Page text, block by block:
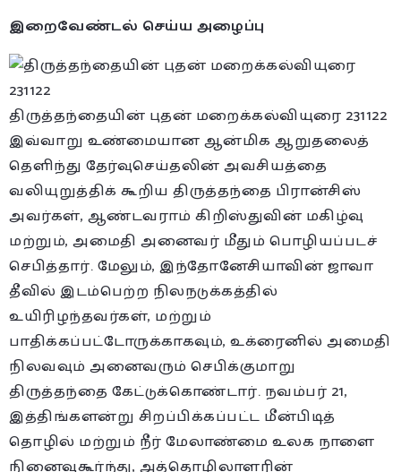
இறைவேண்டல் செய்ய அழைப்பு
திருத்தந்தையின் புதன் மறைக்கல்வியுரை 231122
இவ்வாறு உண்மையான ஆன்மிக ஆறுதலைத்
தெளிந்து தேர்வுசெய்தலின் அவசியத்தை
வலியுறுத்திக் கூறிய திருத்தந்தை பிரான்சிஸ்
அவர்கள், ஆண்டவராம் கிறிஸ்துவின் மகிழ்வு
மற்றும், அமைதி அனைவர் மீதும் பொழியப்படச்
செபித்தார். மேலும், இந்தோனேசியாவின் ஜாவா
தீவில் இடம்பெற்ற நிலநடுக்கத்தில்
உயிரிழந்தவர்கள், மற்றும்
பாதிக்கப்பட்டோருக்காகவும், உக்ரைனில் அமைதி
நிலவவும் அனைவரும் செபிக்குமாறு
திருத்தந்தை கேட்டுக்கொண்டார். நவம்பர் 21,
இத்திங்களன்று சிறப்பிக்கப்பட்ட மீன்பிடித்
தொழில் மற்றும் நீர் மேலாண்மை உலக நாளை
நினைவுகூர்ந்து, அத்தொழிலாளரின்